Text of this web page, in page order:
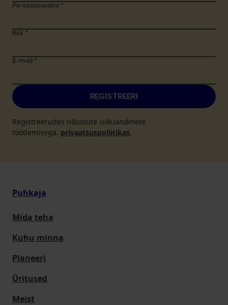
Perekonnanimi *
Riik *
E-mail *
REGISTREERI
Registreerudes nõustute isikuandmete
töötlemisega. privaatsuspoliitikas.
Puhkaja
Mida teha
Kuhu minna
Planeeri
Üritused
Meist